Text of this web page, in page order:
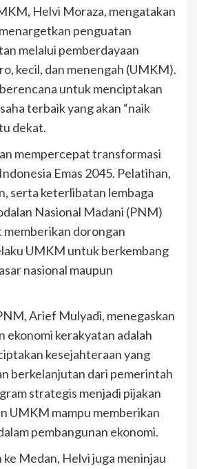
Helvi Moraza, mengatakan
penguatan
melalui pemberdayaan
kecil, dan menengah (UMKM).
untuk menciptakan
terbaik yang akan “naik
dekat.
mempercepat transformasi
Emas 2045. Pelatihan,
serta keterlibatan lembaga
Nasional Madani (PNM)
memberikan dorongan
UMKM untuk berkembang
nasional maupun
Arief Mulyadi, menegaskan
ekonomi kerakyatan adalah
kesejahteraan yang
berkelanjutan dari pemerintah
strategis menjadi pijakan
UMKM mampu memberikan
pembangunan ekonomi.
ke Medan, Helvi juga meninjau